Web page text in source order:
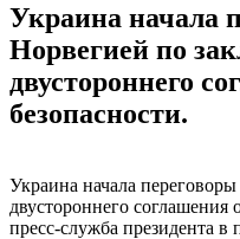
Украина начала
Норвегией по
двустороннего
безопасности.
Украина начала
двустороннего соглашения
пресс-служба президента в